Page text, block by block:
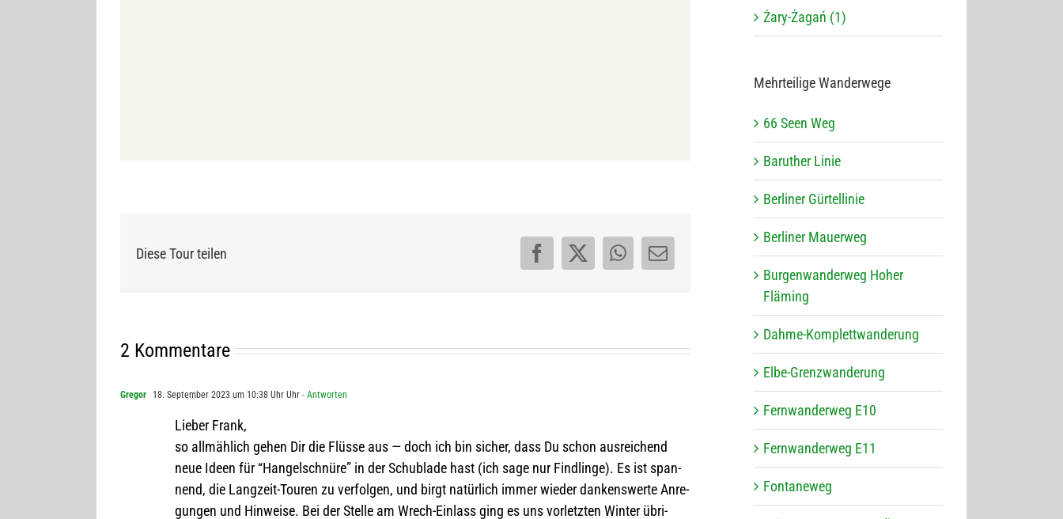
Diese Tour teilen Facebook
X WhatsApp
E-
2 Kommentare
Gregor 18. September 2023 um 10:38 Uhr Uhr - Antworten
Lie­ber Frank,
so all­mäh­lich gehen Dir die Flüsse aus — doch ich bin sicher, dass Du schon aus­rei­chend
neue Ideen für “Han­gel­schnüre” in der Schub­lade hast (ich sage nur Find­linge). Es ist span­
nend, die Lang­zeit-Tou­ren zu ver­fol­gen, und birgt natür­lich immer wie­der dan­kens­werte Anre­
gun­gen und Hin­weise. Bei der Stelle am Wrech-Ein­lass ging es uns vor­letz­ten Win­ter übri­
Żary-Żagań (1)
Mehr­tei­lige Wanderwege
66 Seen Weg
Baru­ther Linie
Ber­li­ner Gürtellinie
Ber­li­ner Mauerweg
Bur­gen­wan­der­weg Hoher
Fläming
Dahme-Kom­plett­wan­de­rung
Elbe-Grenz­wan­de­rung
Fern­wan­der­weg E10
Fern­wan­der­weg E11
Fon­ta­ne­weg